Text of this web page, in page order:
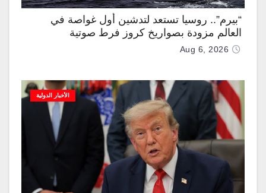
“بيرم”.. روسيا تستعد لتدشين أول غواصة في
العالم مزودة بصواريخ كروز فرط صوتية
Aug 6, 2026
الأخبار الدولية